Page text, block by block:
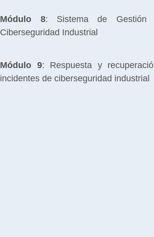
Módulo 8: Sistema de
Ciberseguridad Industrial
Módulo 9: Respuesta y
incidentes de ciberseguridad industrial